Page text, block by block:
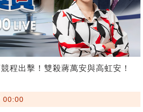
程出擊！雙殺蔣萬安與高虹安！
00:00